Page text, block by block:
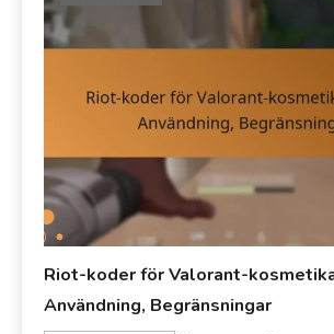
Riot-koder för Valorant-
Användning, Begränsningar